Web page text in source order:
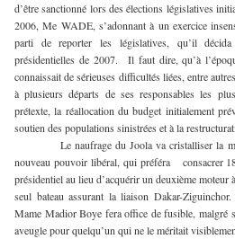
d’être sanctionné lors des élections législatives
2006, Me WADE, s’adonnant à un exercice
parti de reporter les législatives, qu’il
présidentielles de 2007. Il faut dire, qu’à
connaissait de sérieuses difficultés liées, entre
à plusieurs départs de ses responsables les
prétexte, la réallocation du budget initialement
soutien des populations sinistrées et à la
Le naufrage du Joola va cristalliser la mal-
nouveau pouvoir libéral, qui préféra consacrer
présidentiel au lieu d’acquérir un deuxième
seul bateau assurant la liaison Dakar-
Mame Madior Boye fera office de fusible, malgré
aveugle pour quelqu’un qui ne le méritait